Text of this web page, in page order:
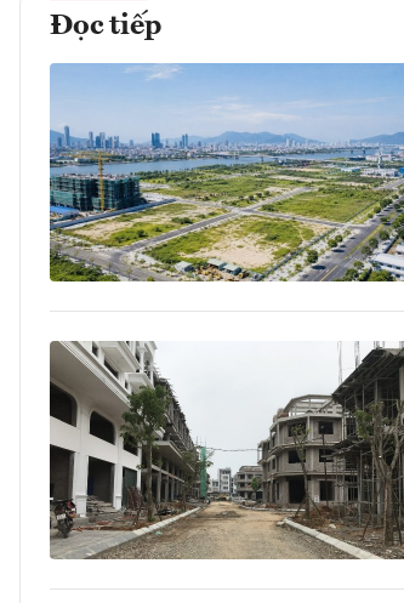
Đọc tiếp